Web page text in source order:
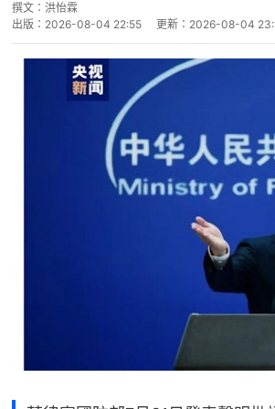
撰文： 洪怡霖
出版： 2026-08-04 22:55 更新： 2026-08-04